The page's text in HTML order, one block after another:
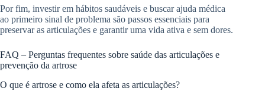
Por fim, investir em hábitos saudáveis e buscar ajuda médica
ao primeiro sinal de problema são passos essenciais para
preservar as articulações e garantir uma vida ativa e sem dores.
FAQ – Perguntas frequentes sobre saúde das articulações e
prevenção da artrose
O que é artrose e como ela afeta as articulações?